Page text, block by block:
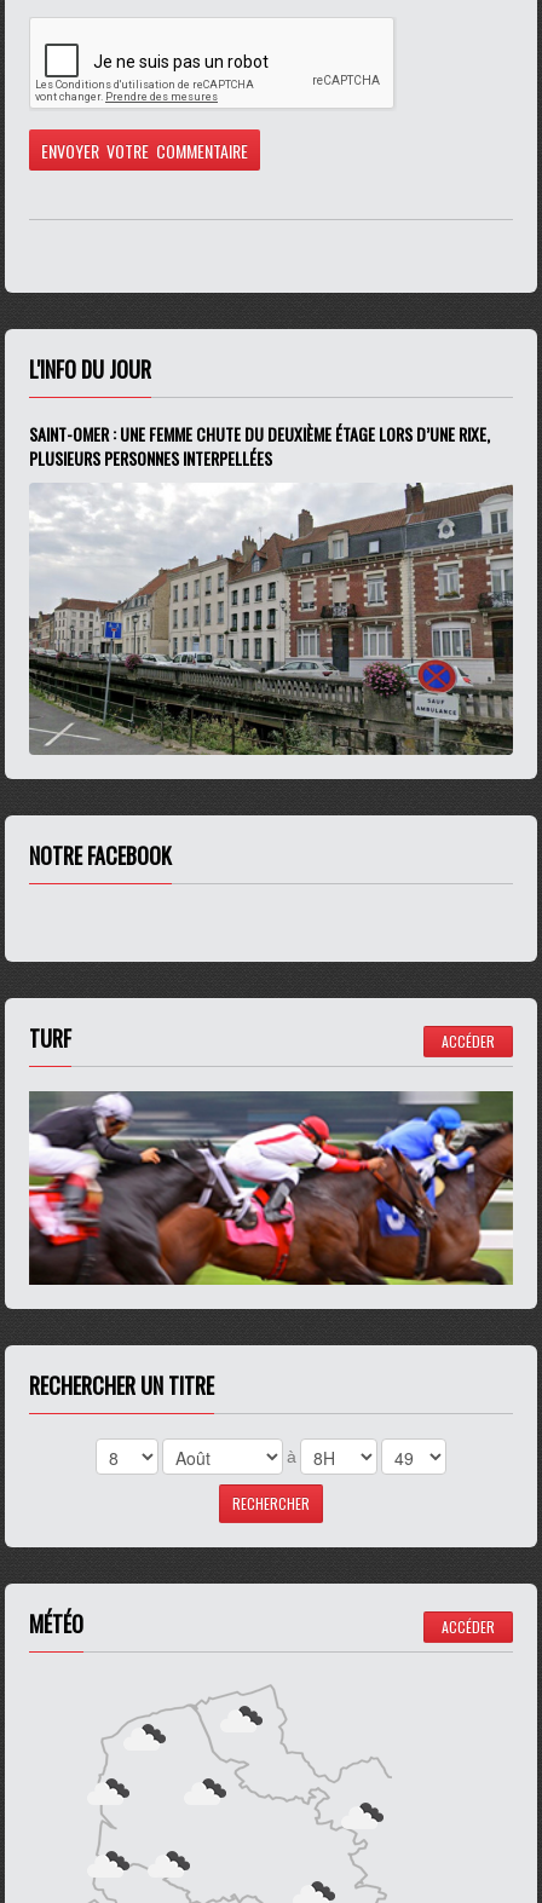
L'INFO DU JOUR
SAINT-OMER : UNE FEMME CHUTE DU DEUXIÈME ÉTAGE LORS D’UNE RIXE,
PLUSIEURS PERSONNES INTERPELLÉES
NOTRE FACEBOOK
TURF ACCÉDER
RECHERCHER UN TITRE
à
MÉTÉO ACCÉDER